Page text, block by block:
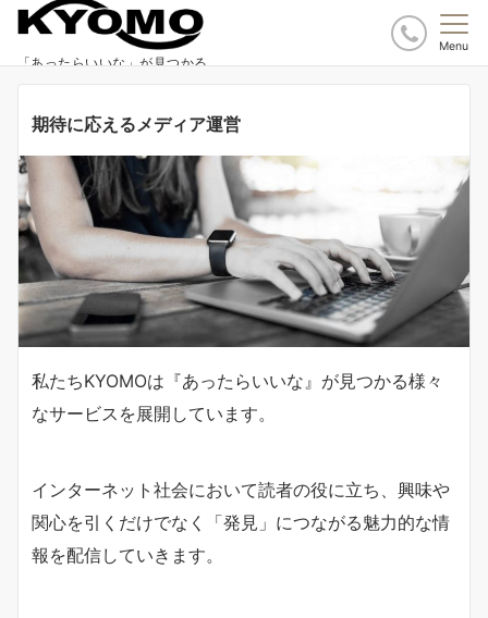
「あったらいいな」が見つかる
Menu
期待に応えるメディア運営
私たちKYOMOは『あったらいいな』が見つかる様々
なサービスを展開しています。
インターネット社会において読者の役に立ち、興味や
関心を引くだけでなく「発見」につながる魅力的な情
報を配信していきます。